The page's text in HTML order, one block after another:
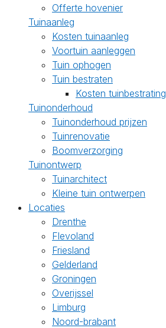
Offerte hovenier
Tuinaanleg
Kosten tuinaanleg
Voortuin aanleggen
Tuin ophogen
Tuin bestraten
Kosten tuinbestrating
Tuinonderhoud
Tuinonderhoud prijzen
Tuinrenovatie
Boomverzorging
Tuinontwerp
Tuinarchitect
Kleine tuin ontwerpen
Locaties
Drenthe
Flevoland
Friesland
Gelderland
Groningen
Overijssel
Limburg
Noord-brabant